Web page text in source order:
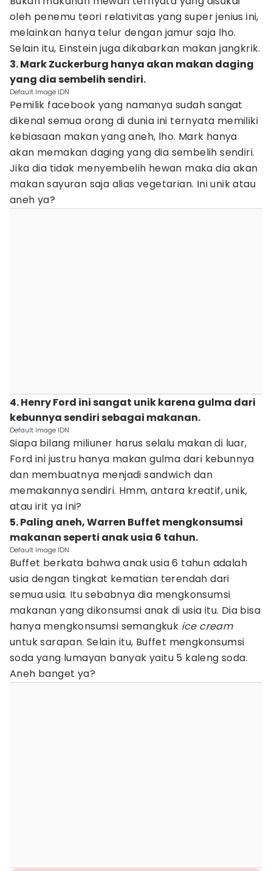
oleh penemu teori relativitas yang super jenius ini,
melainkan hanya telur dengan jamur saja lho.
Selain itu, Einstein juga dikabarkan makan jangkrik.
3. Mark Zuckerburg hanya akan makan daging
yang dia sembelih sendiri.
Default Image IDN
Pemilik facebook yang namanya sudah sangat
dikenal semua orang di dunia ini ternyata memiliki
kebiasaan makan yang aneh, lho. Mark hanya
akan memakan daging yang dia sembelih sendiri.
Jika dia tidak menyembelih hewan maka dia akan
makan sayuran saja alias vegetarian. Ini unik atau
aneh ya?
4. Henry Ford ini sangat unik karena gulma dari
kebunnya sendiri sebagai makanan.
Default Image IDN
Siapa bilang miliuner harus selalu makan di luar,
Ford ini justru hanya makan gulma dari kebunnya
dan membuatnya menjadi sandwich dan
memakannya sendiri. Hmm, antara kreatif, unik,
atau irit ya ini?
5. Paling aneh, Warren Buffet mengkonsumsi
makanan seperti anak usia 6 tahun.
Default Image IDN
Buffet berkata bahwa anak usia 6 tahun adalah
usia dengan tingkat kematian terendah dari
semua usia. Itu sebabnya dia mengkonsumsi
makanan yang dikonsumsi anak di usia itu. Dia bisa
hanya mengkonsumsi semangkuk ice cream
untuk sarapan. Selain itu, Buffet mengkonsumsi
soda yang lumayan banyak yaitu 5 kaleng soda.
Aneh banget ya?